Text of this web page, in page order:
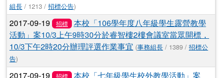
組長 / 1213 / 招標公告)
2017-09-19 招標
本校「106學年度八年級學生露營教學
活動」案10/3上午9時30分於睿智樓2樓會議室當眾開標，
10/3下午2時20分辦理評選作業事宜 (事務組長 / 1389 / 招標公
告)
2017-09-19 招標
本校「七年級學生校外教學活動」案